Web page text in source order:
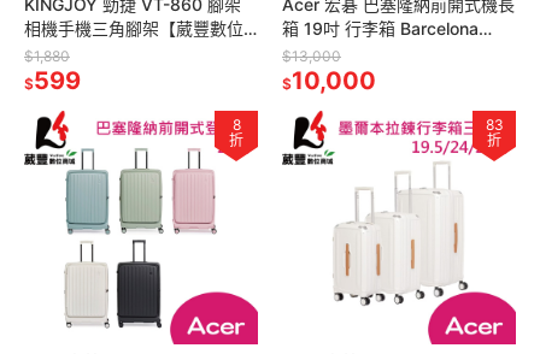
相機手機三角腳架【葳豐數位
商城】
$1,880
$599
箱 19吋 行李箱 Barcelona
Pilot Case
$13,000
$10,000
8
折
83
折